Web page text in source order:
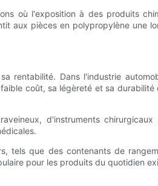
où l'exposition à des produits
aux pièces en polypropylène une
rentabilité. Dans l'industrie
coût, sa légèreté et sa
d'instruments
tels que des contenants de
pour les produits du quotidien